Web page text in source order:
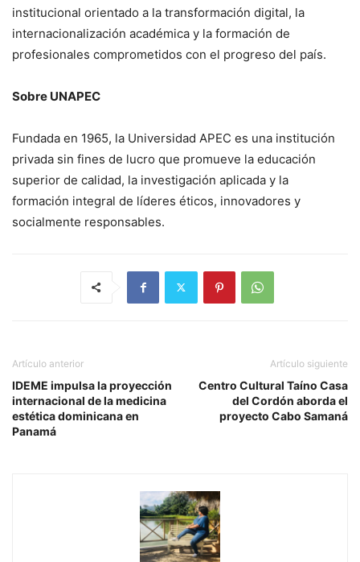
institucional orientado a la transformación digital, la
internacionalización académica y la formación de
profesionales comprometidos con el progreso del país.
Sobre UNAPEC
Fundada en 1965, la Universidad APEC es una institución
privada sin fines de lucro que promueve la educación
superior de calidad, la investigación aplicada y la
formación integral de líderes éticos, innovadores y
socialmente responsables.
Artículo anterior
IDEME impulsa la proyección
internacional de la medicina
estética dominicana en
Panamá
Artículo siguiente
Centro Cultural Taíno Casa
del Cordón aborda el
proyecto Cabo Samaná